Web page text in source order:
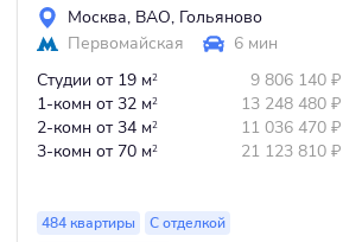
Москва, ВАО, Гольяново
Первомайская
6 мин
Студии от 19 м2 9 806 140 ₽
1-комн от 32 м2 13 248 480 ₽
2-комн от 34 м2 11 036 470 ₽
3-комн от 70 м2 21 123 810 ₽
484 квартиры
С отделкой